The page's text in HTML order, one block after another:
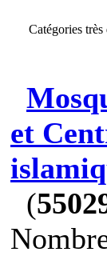
Catégories très
et
(